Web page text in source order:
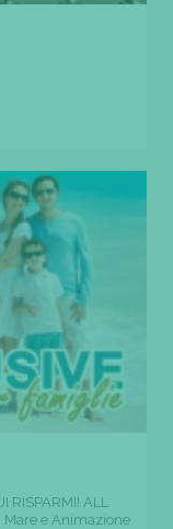
RISPARMI! ALL
Mare e Animazione